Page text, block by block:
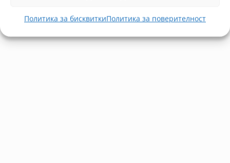
Политика за бисквиткиПолитика за поверителност